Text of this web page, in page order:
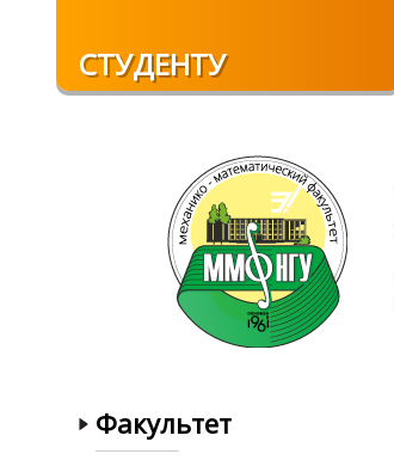
СТУДЕНТУ
Факультет